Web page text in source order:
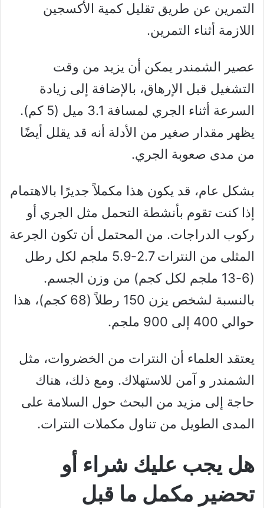
التمرين عن طريق تقليل كمية الأكسجين
اللازمة أثناء التمرين.
عصير الشمندر يمكن أن يزيد من وقت
التشغيل قبل الإرهاق، بالإضافة إلى زيادة
السرعة أثناء الجري لمسافة 3.1 ميل (5 كم).
يظهر مقدار صغير من الأدلة أنه قد يقلل أيضًا
من مدى صعوبة الجري.
بشكل عام، قد يكون هذا مكملاً جديرًا بالاهتمام
إذا كنت تقوم بأنشطة التحمل مثل الجري أو
ركوب الدراجات. من المحتمل أن تكون الجرعة
المثلى من النترات 2.7-5.9 ملجم لكل رطل
(6-13 ملجم لكل كجم) من وزن الجسم.
بالنسبة لشخص يزن 150 رطلاً (68 كجم)، هذا
حوالي 400 إلى 900 ملجم.
يعتقد العلماء أن النترات من الخضروات، مثل
الشمندر و آمن للاستهلاك. ومع ذلك، هناك
حاجة إلى مزيد من البحث حول السلامة على
المدى الطويل من تناول مكملات النترات.
هل يجب عليك شراء أو
تحضير مكمل ما قبل